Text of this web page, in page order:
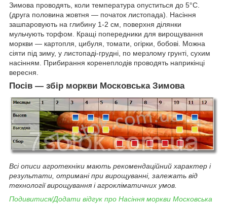
Зимова проводять, коли температура опуститься до 5°C.
(друга половина жовтня ― початок листопада). Насіння
зашпаровують на глибину 1-2 см, поверхня ділянки
мульчують торфом. Кращі попередники для вирощування
моркви ― картопля, цибуля, томати, огірки, бобові. Можна
сіяти під зиму, у листопаді-грудні, по мерзлому грунті, сухим
насінням. Прибирання коренеплодів проводять наприкінці
вересня.
Посів ― збір моркви Московська Зимова
Всі описи агротехніки мають рекомендаційний характер і
результати, отримані при вирощуванні, залежать від
технології вирощування і агрокліматичних умов.
Подивитися/Додати відгук про Насіння моркви Московська